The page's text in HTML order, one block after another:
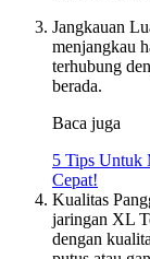
Jangkauan
menjangkau
terhubung
berada.
Baca juga
5 Tips Untuk
Cepat!
Kualitas
jaringan XL
dengan